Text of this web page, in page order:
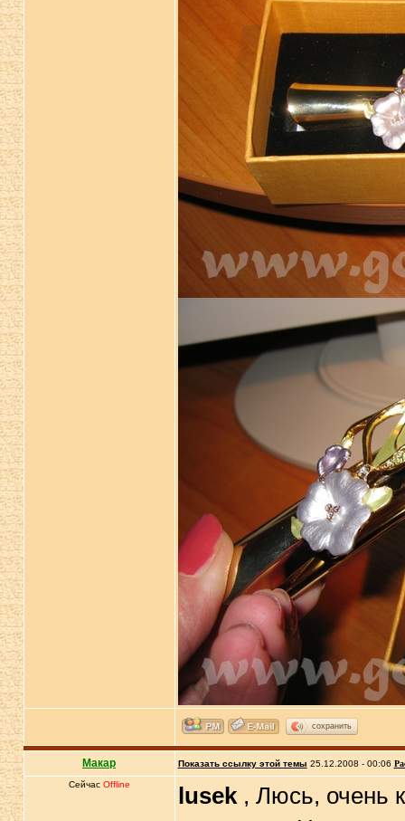
сохранить
Макар Показать ссылку этой темы 25.12.2008 - 00:06
Сейчас Offline lusek, Люсь, очень